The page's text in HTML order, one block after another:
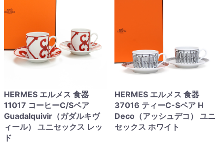
HERMES エルメス 食器
11017 コーヒーC/Sペア
Guadalquivir（ガダルキヴ
ィール） ユニセックス レッ
ド
HERMES エルメス 食器
37016 ティーC-Sペア H
Deco（アッシュデコ） ユニ
セックス ホワイト